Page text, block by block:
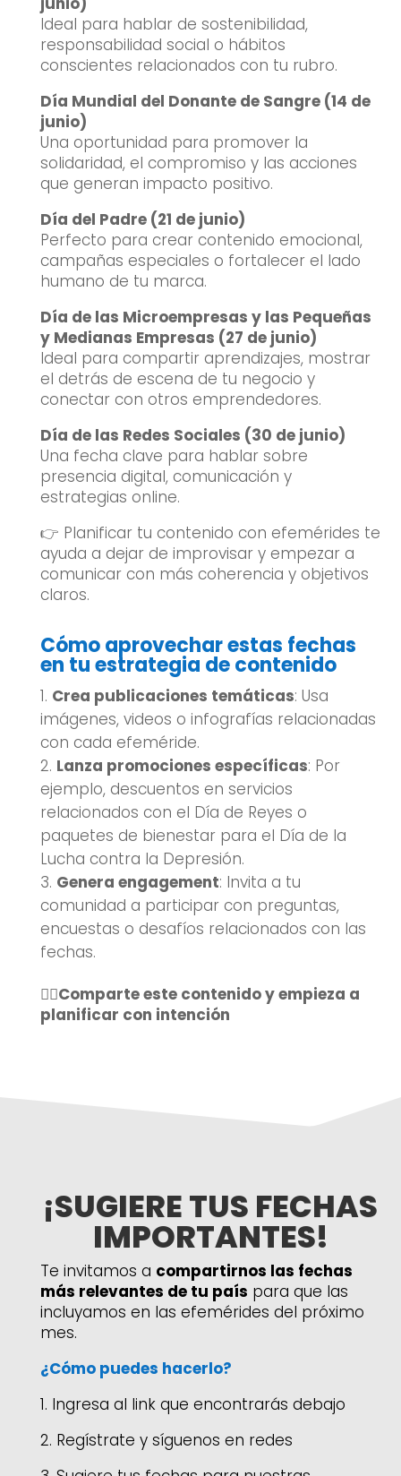
Ideal para hablar de sostenibilidad,
responsabilidad social o hábitos
conscientes relacionados con tu rubro.
Día Mundial del Donante de Sangre (14 de
junio)
Una oportunidad para promover la
solidaridad, el compromiso y las acciones
que generan impacto positivo.
Día del Padre (21 de junio)
Perfecto para crear contenido emocional,
campañas especiales o fortalecer el lado
humano de tu marca.
Día de las Microempresas y las Pequeñas
y Medianas Empresas (27 de junio)
Ideal para compartir aprendizajes, mostrar
el detrás de escena de tu negocio y
conectar con otros emprendedores.
Día de las Redes Sociales (30 de junio)
Una fecha clave para hablar sobre
presencia digital, comunicación y
estrategias online.
👉 Planificar tu contenido con efemérides te
ayuda a dejar de improvisar y empezar a
comunicar con más coherencia y objetivos
claros.
Cómo aprovechar estas fechas
en tu estrategia de contenido
Crea publicaciones temáticas: Usa
imágenes, videos o infografías relacionadas
con cada efeméride.
Lanza promociones específicas: Por
ejemplo, descuentos en servicios
relacionados con el Día de Reyes o
paquetes de bienestar para el Día de la
Lucha contra la Depresión.
Genera engagement: Invita a tu
comunidad a participar con preguntas,
encuestas o desafíos relacionados con las
fechas.
👉🏼Comparte este contenido y empieza a
planificar con intención
¡SUGIERE TUS FECHAS
IMPORTANTES!
Te invitamos a compartirnos las fechas
más relevantes de tu país para que las
incluyamos en las efemérides del próximo
mes.
¿Cómo puedes hacerlo?
1. Ingresa al link que encontrarás debajo
2. Regístrate y síguenos en redes